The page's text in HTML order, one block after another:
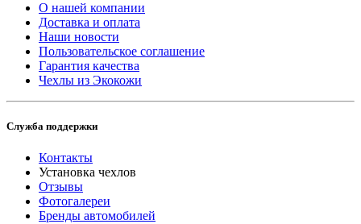
О нашей компании
Доставка и оплата
Наши новости
Пользовательское соглашение
Гарантия качества
Чехлы из Экокожи
Служба поддержки
Контакты
Установка чехлов
Отзывы
Фотогалереи
Бренды автомобилей